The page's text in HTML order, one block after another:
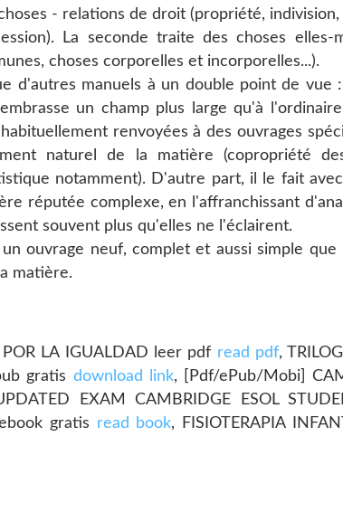
- relations de droit (propriété, indivision,
La seconde traite des choses elles-
choses corporelles et incorporelles...).
d'autres manuels à un double point de vue
un champ plus large qu'à
renvoyées à des ouvrages
naturel de la matière (copropriété
notamment). D'autre part, il le fait
réputée complexe, en l'affranchissant
souvent plus qu'elles ne l'éclairent.
ouvrage neuf, complet et aussi simple que
matière.
LA IGUALDAD leer pdf read pdf,
gratis download link, [Pdf/ePub/Mobi]
EXAM CAMBRIDGE ESOL
gratis read book, FISIOTERAPIA